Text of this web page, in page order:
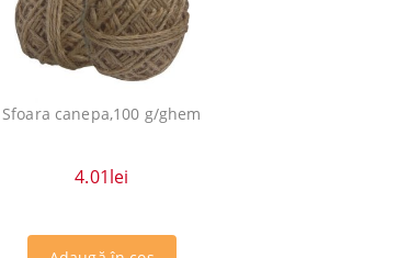
Sfoara canepa,100 g/ghem
4.01lei